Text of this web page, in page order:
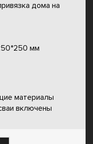
дома на
мм
материалы
включены